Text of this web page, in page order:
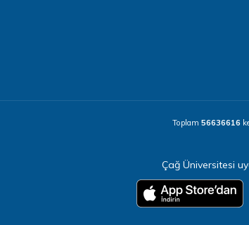
Toplam 56636616
Çağ Üniversitesi